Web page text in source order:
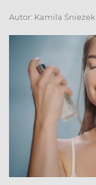
Autor: Kamila Śnieżek